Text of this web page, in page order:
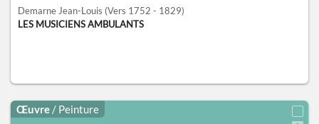
Demarne Jean-Louis (Vers 1752 - 1829)
LES MUSICIENS AMBULANTS
Œuvre / Peinture